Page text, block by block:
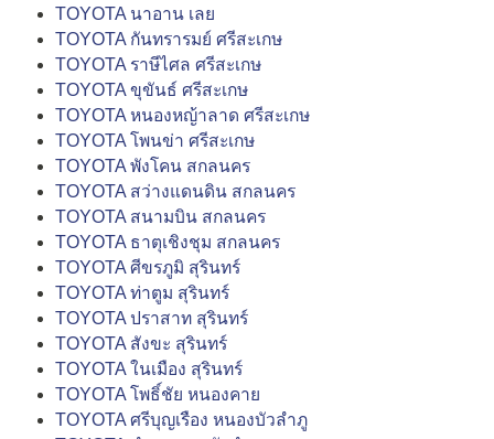
TOYOTA นาอาน เลย
TOYOTA กันทรารมย์ ศรีสะเกษ
TOYOTA ราษีไศล ศรีสะเกษ
TOYOTA ขุขันธ์ ศรีสะเกษ
TOYOTA หนองหญ้าลาด ศรีสะเกษ
TOYOTA โพนข่า ศรีสะเกษ
TOYOTA พังโคน สกลนคร
TOYOTA สว่างแดนดิน สกลนคร
TOYOTA สนามบิน สกลนคร
TOYOTA ธาตุเชิงชุม สกลนคร
TOYOTA ศีขรภูมิ สุรินทร์
TOYOTA ท่าตูม สุรินทร์
TOYOTA ปราสาท สุรินทร์
TOYOTA สังขะ สุรินทร์
TOYOTA ในเมือง สุรินทร์
TOYOTA โพธิ์ชัย หนองคาย
TOYOTA ศรีบุญเรือง หนองบัวลำภู